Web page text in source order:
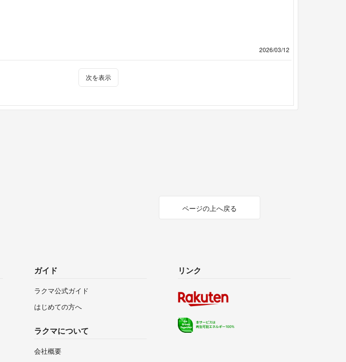
2026/03/12
次を表示
ページの上へ戻る
ガイド
ラクマ公式ガイド
はじめての方へ
ラクマについて
会社概要
リンク